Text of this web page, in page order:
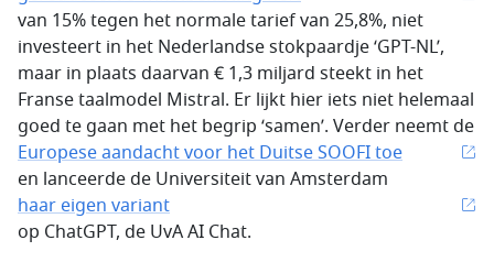
van 15% tegen het normale tarief van 25,8%, niet
investeert in het Nederlandse stokpaardje ‘GPT-NL’,
maar in plaats daarvan € 1,3 miljard steekt in het
Franse taalmodel Mistral. Er lijkt hier iets niet helemaal
goed te gaan met het begrip ‘samen’. Verder neemt de
Europese aandacht voor het Duitse SOOFI toe
en lanceerde de Universiteit van Amsterdam
haar eigen variant
op ChatGPT, de UvA AI Chat.